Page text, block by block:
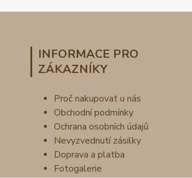
INFORMACE PRO
ZÁKAZNÍKY
Proč nakupovat u nás
Obchodní podmínky
Ochrana osobních údajů
Nevyzvednutí zásilky
Doprava a platba
Fotogalerie